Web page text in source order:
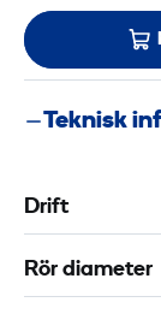
Teknisk
Drift
Rör diameter